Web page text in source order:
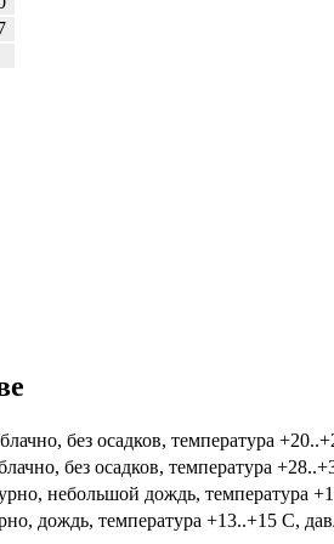
без осадков, температура
без осадков, температура
небольшой дождь, температура
дождь, температура +13..+15 С,